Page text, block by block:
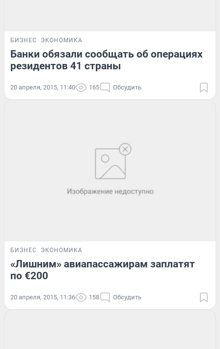
БИЗНЕС ЭКОНОМИКА
Банки обязали сообщать об операциях
резидентов 41 страны
20 апреля, 2015, 11:40 165 Обсудить
БИЗНЕС ЭКОНОМИКА
«Лишним» авиапассажирам заплатят
по €200
20 апреля, 2015, 11:36 158 Обсудить